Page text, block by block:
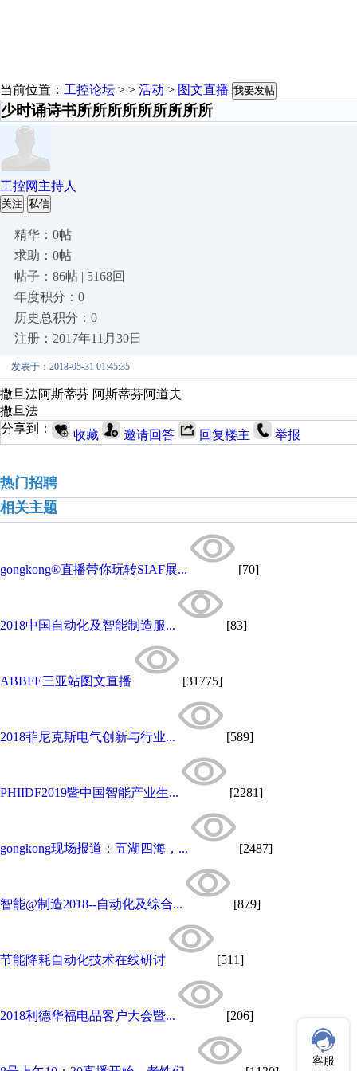
当前位置： 工控论坛 > > 活动 > 图文直播 我要发帖
少时诵诗书所所所所所所所所所
工控网主持人
关注 私信
精华：0帖
求助：0帖
帖子：86帖 | 5168回
年度积分：0
历史总积分：0
注册：2017年11月30日
发表于：2018-05-31 01:45:35
撒旦法阿斯蒂芬 阿斯蒂芬阿道夫
撒旦法
分享到：
收藏 邀请回答 回复楼主 举报
热门招聘
相关主题
gongkong®直播带你玩转SIAF展... [70]
2018中国自动化及智能制造服... [83]
ABBFE三亚站图文直播 [31775]
2018菲尼克斯电气创新与行业... [589]
PHIIDF2019暨中国智能产业生... [2281]
gongkong现场报道：五湖四海，... [2487]
智能@制造2018--自动化及综合... [879]
节能降耗自动化技术在线研讨 [511]
2018利德华福电品客户大会暨... [206]
客服